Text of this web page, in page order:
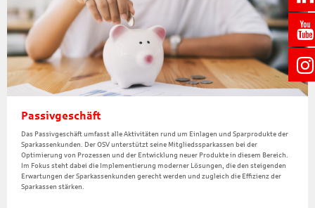
Passivgeschäft
Das Passivgeschäft umfasst alle Aktivitäten rund um Einlagen und Sparprodukte der
Sparkassenkunden. Der OSV unterstützt seine Mitgliedssparkassen bei der
Optimierung von Prozessen und der Entwicklung neuer Produkte in diesem Bereich.
Im Fokus steht dabei die Implementierung moderner Lösungen, die den steigenden
Erwartungen der Sparkassenkunden gerecht werden und zugleich die Effizienz der
Sparkassen stärken.